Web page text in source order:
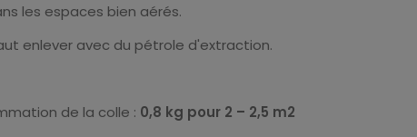
les espaces bien aérés.
enlever avec du pétrole d'extraction.
de la colle : 0,8 kg pour 2 – 2,5 m2